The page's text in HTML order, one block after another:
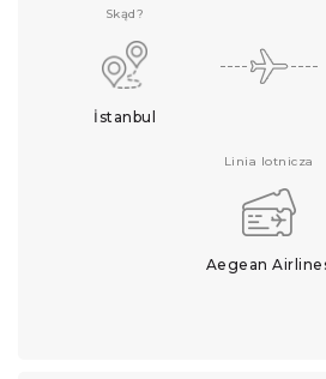
Skąd?
İstanbul
Linia lotnicza
Aegean